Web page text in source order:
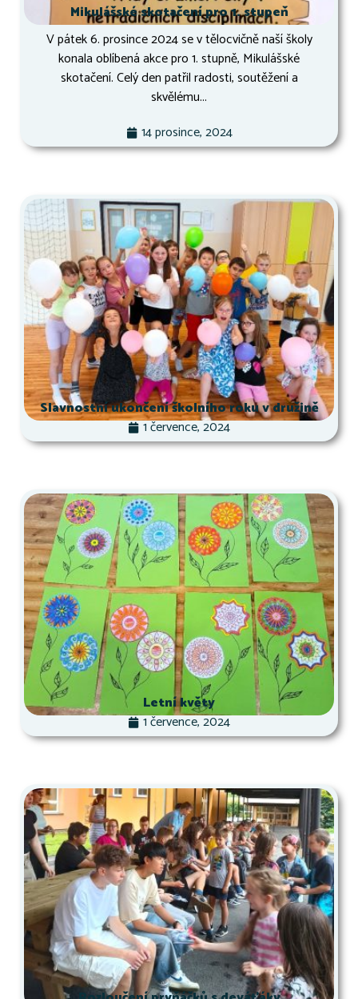
Mikulášské skotačení pro 1. stupeň
V pátek 6. prosince 2024 se v tělocvičně naší školy
konala oblíbená akce pro 1. stupně, Mikulášské
skotačení. Celý den patřil radosti, soutěžení a
skvělému...
14 prosince, 2024
Slavnostní ukončení školního roku v družině
1 července, 2024
Letní květy
1 července, 2024